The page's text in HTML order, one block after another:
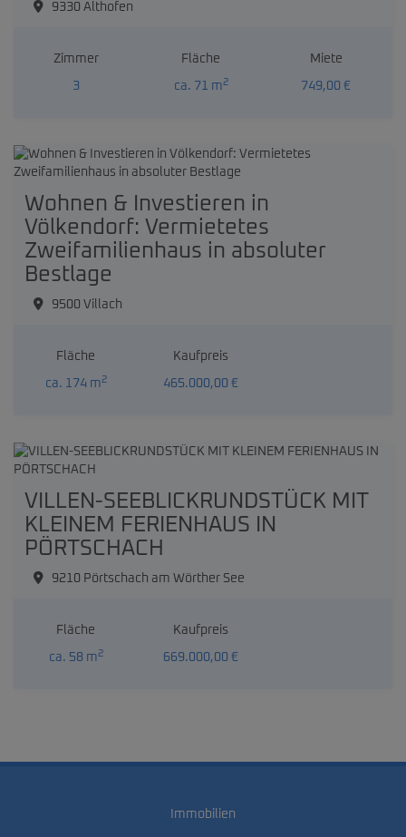
9330 Althofen
Zimmer
3
Fläche
ca. 71 m2
Miete
749,00 €
Wohnen & Investieren in
Völkendorf: Vermietetes
Zweifamilienhaus in absoluter
Bestlage
9500 Villach
Fläche
ca. 174 m2
Kaufpreis
465.000,00 €
VILLEN-SEEBLICKRUNDSTÜCK MIT
KLEINEM FERIENHAUS IN
PÖRTSCHACH
9210 Pörtschach am Wörther See
Fläche
ca. 58 m2
Kaufpreis
669.000,00 €
Immobilien